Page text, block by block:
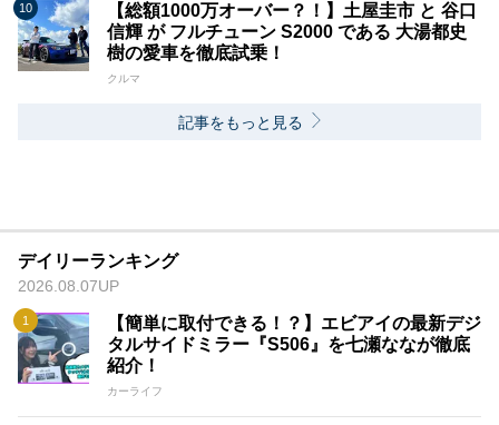
【総額1000万オーバー？！】土屋圭市 と 谷口
信輝 が フルチューン S2000 である 大湯都史
樹の愛車を徹底試乗！
クルマ
記事をもっと見る
デイリーランキング
2026.08.07UP
【簡単に取付できる！？】エビアイの最新デジ
タルサイドミラー『S506』を七瀬ななが徹底
紹介！
カーライフ